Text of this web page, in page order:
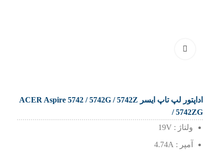
اداپتور لپ تاپ ایسر ACER Aspire 5742 / 5742G / 5742Z
/ 5742ZG
ولتاژ : 19V
آمپر : 4.74A